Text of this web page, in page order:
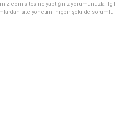
sitesine yaptığınız yorumunuzla
site yönetimi hiçbir şekilde